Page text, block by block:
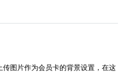
图片作为会员卡的背景设置，在这